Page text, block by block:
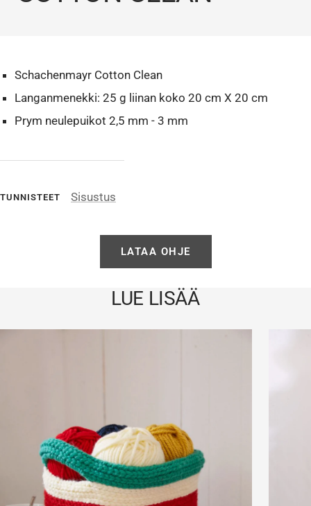
TUNNISTEET Sisustus
Schachenmayr Cotton Clean
Langanmenekki: 25 g liinan koko 20 cm X 20 cm
Prym neulepuikot 2,5 mm - 3 mm
LATAA OHJE
LUE LISÄÄ